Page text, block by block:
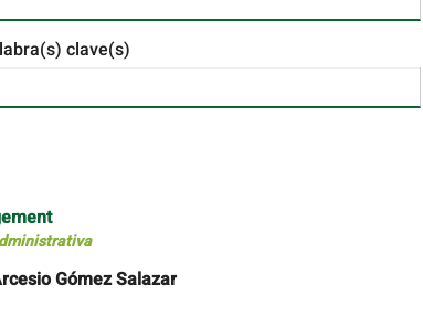
clave(s)
Gómez Salazar